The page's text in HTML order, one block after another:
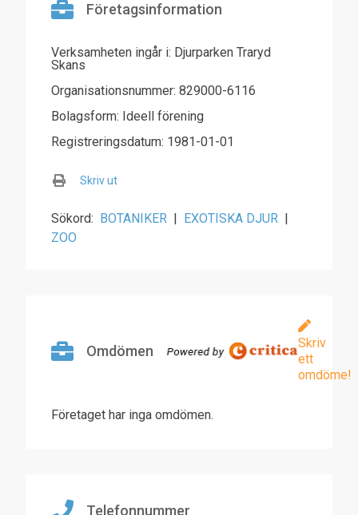
Företagsinformation
Verksamheten ingår i: Djurparken Traryd
Skans
Organisationsnummer: 829000-6116
Bolagsform: Ideell förening
Registreringsdatum: 1981-01-01
Skriv ut
Sökord: BOTANIKER | EXOTISKA DJUR |
ZOO
Omdömen
Skriv
ett
omdöme!
Företaget har inga omdömen.
Telefonnummer